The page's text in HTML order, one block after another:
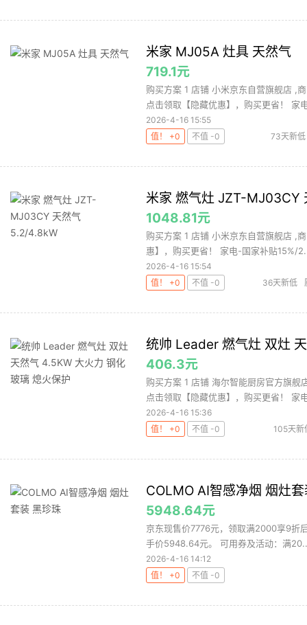
米家 MJ05A 灶具 天然气
719.1元
购买方案 1 店铺 小米京东自营旗舰店 ,
点击领取【隐藏优惠】，购买更省！ 家
2026-4-16 15:55
值！ +0
不值 -0 73天新低
米家 燃气灶 JZT-MJ03CY
1048.81元
购买方案 1 店铺 小米京东自营旗舰店 ,
惠】，购买更省！ 家电-国家补贴15%/
2026-4-16 15:54
值！ +0
不值 -0 36天新低
统帅 Leader 燃气灶 双灶
406.3元
购买方案 1 店铺 海尔智能厨房官方旗
点击领取【隐藏优惠】，购买更省！ 家
2026-4-16 15:36
值！ +0
不值 -0 105天新
COLMO AI智感净烟 烟灶
5948.64元
京东现售价7776元，领取满2000享9折
手价5948.64元。 可用券及活动：满
2026-4-16 14:12
值！ +0
不值 -0